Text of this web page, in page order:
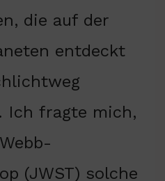
die auf der
entdeckt
Ich fragte mich,
(JWST) solche